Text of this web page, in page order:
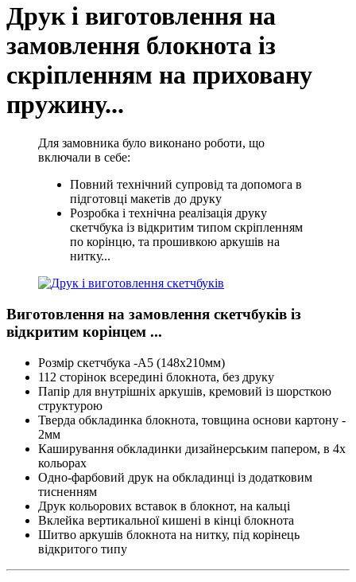
Друк і виготовлення на
замовлення блокнота із
скріпленням на приховану
пружину...
Для замовника було виконано роботи, що
включали в себе:
Повний технічний супровід та допомога в
підготовці макетів до друку
Розробка і технічна реалізація друку
скетчбука із відкритим типом скріпленням
по корінцю, та прошивкою аркушів на
нитку...
Виготовлення на замовлення скетчбуків із
відкритим корінцем ...
Розмір скетчбука -А5 (148х210мм)
112 сторінок всередині блокнота, без друку
Папір для внутрішніх аркушів, кремовий із шорсткою
структурою
Тверда обкладинка блокнота, товщина основи картону -
2мм
Каширування обкладинки дизайнерським папером, в 4х
кольорах
Одно-фарбовий друк на обкладинці із додатковим
тисненням
Друк кольорових вставок в блокнот, на кальці
Вклейка вертикальної кишені в кінці блокнота
Шитво аркушів блокнота на нитку, під корінець
відкритого типу